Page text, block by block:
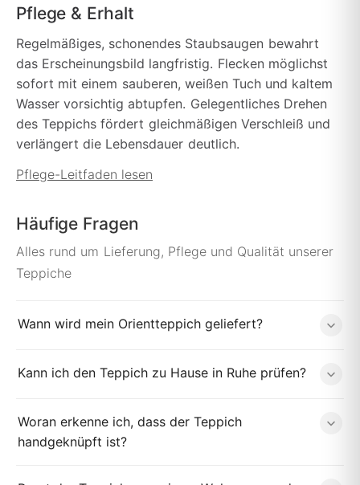
Pflege & Erhalt
Regelmäßiges, schonendes Staubsaugen bewahrt
das Erscheinungsbild langfristig. Flecken möglichst
sofort mit einem sauberen, weißen Tuch und kaltem
Wasser vorsichtig abtupfen. Gelegentliches Drehen
des Teppichs fördert gleichmäßigen Verschleiß und
verlängert die Lebensdauer deutlich.
Pflege-Leitfaden lesen
Häufige Fragen
Alles rund um Lieferung, Pflege und Qualität unserer
Teppiche
Wann wird mein Orientteppich geliefert?
Kann ich den Teppich zu Hause in Ruhe prüfen?
Woran erkenne ich, dass der Teppich
handgeknüpft ist?